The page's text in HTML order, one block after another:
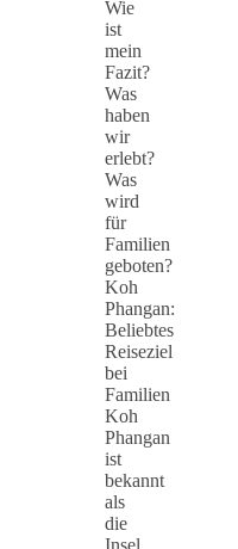
Wie
ist
mein
Fazit?
Was
haben
wir
erlebt?
Was
wird
für
Familien
geboten?
Koh
Phangan:
Beliebtes
Reiseziel
bei
Familien
Koh
Phangan
ist
bekannt
als
die